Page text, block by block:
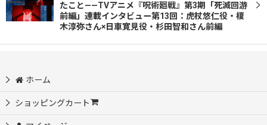
たこと——TVアニメ『呪術廻戦』第3期「死滅回游
前編」連載インタビュー第13回：虎杖悠仁役・榎
木淳弥さん×日車寛見役・杉田智和さん前編
ホーム
ショッピングカート